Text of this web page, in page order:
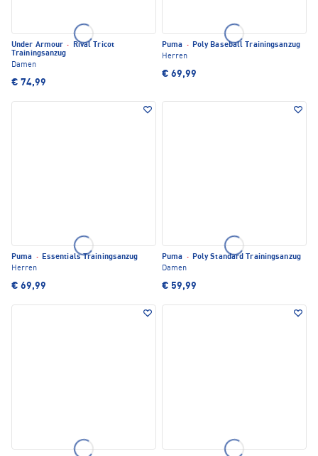
Under Armour ·
Rival Tricot
Trainingsanzug
Damen
€ 74,99
Puma · Poly Baseball Trainingsanzug
Herren
€ 69,99
Puma · Essentials Trainingsanzug
Herren
€ 69,99
Puma · Poly Standard Trainingsanzug
Damen
€ 59,99